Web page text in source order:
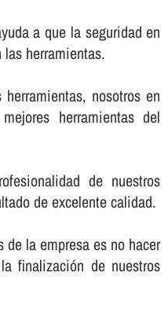
a que la seguridad en
herramientas.
nosotros en
herramientas del
de nuestros
de excelente calidad.
la empresa es no hacer
finalización de nuestros